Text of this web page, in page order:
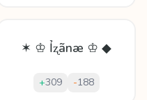
✶ ♔ Ỉʐãnæ ♔ ◆
+309 -188